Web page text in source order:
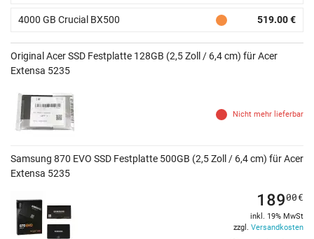
4000 GB Crucial BX500 519.00 €
Original Acer SSD Festplatte 128GB (2,5 Zoll / 6,4 cm) für Acer
Extensa 5235
Nicht mehr lieferbar
Samsung 870 EVO SSD Festplatte 500GB (2,5 Zoll / 6,4 cm) für Acer
Extensa 5235
18900€
inkl. 19% MwSt
zzgl. Versandkosten